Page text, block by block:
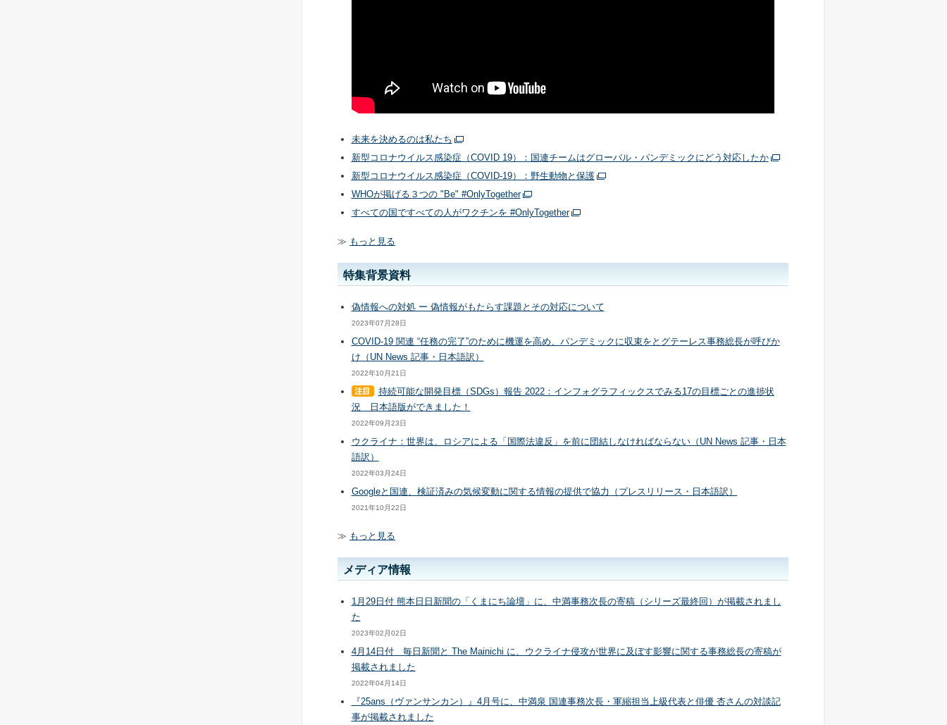
未来を決めるのは私たち
新型コロナウイルス感染症（COVID 19）：国連チームはグローバル・パンデミックにどう対応したか
新型コロナウイルス感染症（COVID-19）：野生動物と保護
WHOが掲げる３つの "Be" #OnlyTogether
すべての国ですべての人がワクチンを #OnlyTogether
≫ もっと見る
特集背景資料
偽情報への対処 ー 偽情報がもたらす課題とその対応について
2023年07月28日
COVID-19 関連 “任務の完了”のために機運を高め、パンデミックに収束をとグテーレス事務総長が呼びか
け（UN News 記事・日本語訳）
2022年10月21日
持続可能な開発目標（SDGs）報告 2022：インフォグラフィックスでみる17の目標ごとの進捗状
況 日本語版ができました！
2022年09月23日
ウクライナ：世界は、ロシアによる「国際法違反」を前に団結しなければならない（UN News 記事・日本
語訳）
2022年03月24日
Googleと国連、検証済みの気候変動に関する情報の提供で協力（プレスリリース・日本語訳）
2021年10月22日
≫ もっと見る
メディア情報
1月29日付 熊本日日新聞の「くまにち論壇」に、中満事務次長の寄稿（シリーズ最終回）が掲載されまし
た
2023年02月02日
4月14日付 毎日新聞と The Mainichi に、ウクライナ侵攻が世界に及ぼす影響に関する事務総長の寄稿が
掲載されました
2022年04月14日
『25ans（ヴァンサンカン）』4月号に、中満泉 国連事務次長・軍縮担当上級代表と俳優 杏さんの対談記
事が掲載されました